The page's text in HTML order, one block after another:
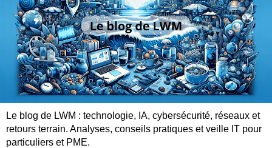
Le blog de LWM : technologie, IA, cybersécurité, réseaux et
retours terrain. Analyses, conseils pratiques et veille IT pour
particuliers et PME.